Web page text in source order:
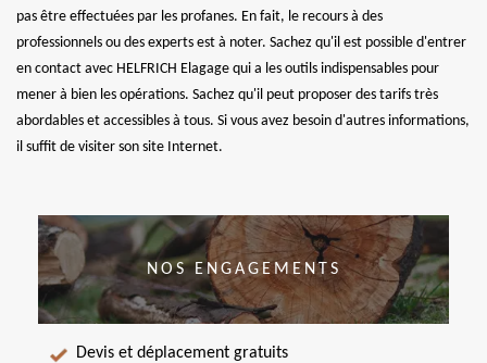
pas être effectuées par les profanes. En fait, le recours à des
professionnels ou des experts est à noter. Sachez qu'il est possible d'entrer
en contact avec HELFRICH Elagage qui a les outils indispensables pour
mener à bien les opérations. Sachez qu'il peut proposer des tarifs très
abordables et accessibles à tous. Si vous avez besoin d'autres informations,
il suffit de visiter son site Internet.
NOS ENGAGEMENTS
Devis et déplacement gratuits